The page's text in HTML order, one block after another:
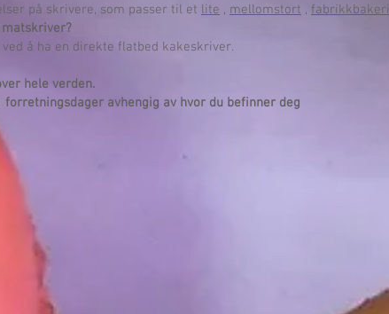
på skrivere, som passer til et lite , mellomstort , fabrikkbakeri
å ha en direkte flatbed kakeskriver.
hele verden.
avhengig av hvor du befinner deg